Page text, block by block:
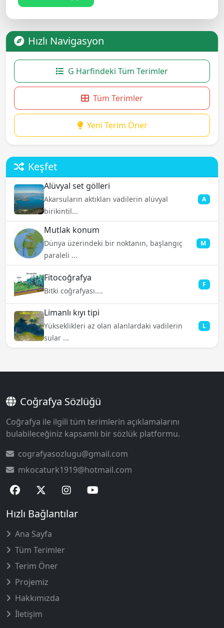
Hızlı Navigasyon
G Harfindeki Tüm Terimler
Tüm Terimler
Yeni Terim Öner
Keşfet
Alüvyal set gölleri
Akarsuların aktıkları vadilerin alüvyal
birikintil...
A
Mutlak konum
Dünya üzerindeki bir noktanın, başlangıç
paraleli ...
M
Fitocoğrafya
Bitki coğrafyası....
F
Limanlı kıyı tipi
Yükseklikleri az olan alanlardaki vadilerin
sular ...
L
Coğrafya Sözlüğü
Coğrafya ile ilgili tüm terimlerin açıklamalarını
bulabileceğiniz kapsamlı bir sözlük platformu.
cografyasozlugu@gmail.com
mkocaturk1919@hotmail.com
Hızlı Bağlantılar
Ana Sayfa
Tüm Terimler
Terim Öner
Projemiz
Hakkımızda
İletişim